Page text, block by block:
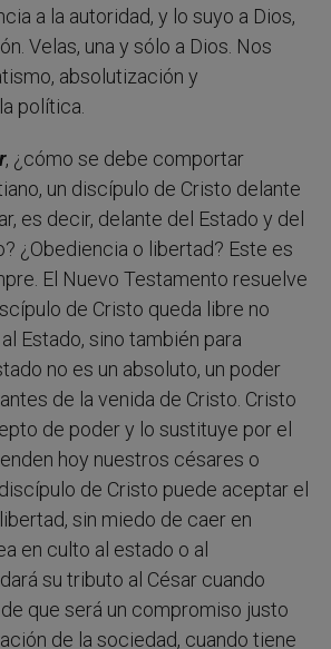
a la autoridad, y lo suyo a Dios,
Velas, una y sólo a Dios. Nos
absolutización y
política.
, ¿cómo se debe comportar
un discípulo de Cristo delante
es decir, delante del Estado y del
¿Obediencia o libertad? Este es
El Nuevo Testamento resuelve
de Cristo queda libre no
Estado, sino también para
no es un absoluto, un poder
de la venida de Cristo. Cristo
de poder y lo sustituye por el
hoy nuestros césares o
de Cristo puede aceptar el
sin miedo de caer en
en culto al estado o al
su tributo al César cuando
que será un compromiso justo
de la sociedad, cuando tiene